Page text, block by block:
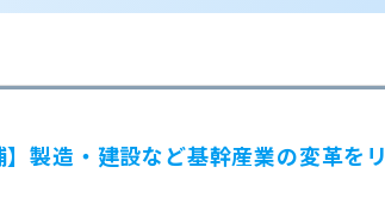
製造・建設など基幹産業の変革をリ